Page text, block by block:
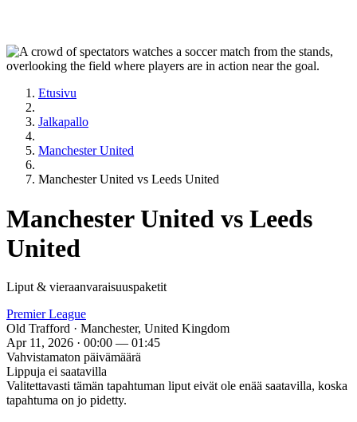
Etusivu
Jalkapallo
Manchester United
Manchester United vs Leeds United
Manchester United vs Leeds
United
Liput & vieraanvaraisuuspaketit
Premier League
Old Trafford · Manchester, United Kingdom
Apr 11, 2026 · 00:00 — 01:45
Vahvistamaton päivämäärä
Lippuja ei saatavilla
Valitettavasti tämän tapahtuman liput eivät ole enää saatavilla, koska
tapahtuma on jo pidetty.